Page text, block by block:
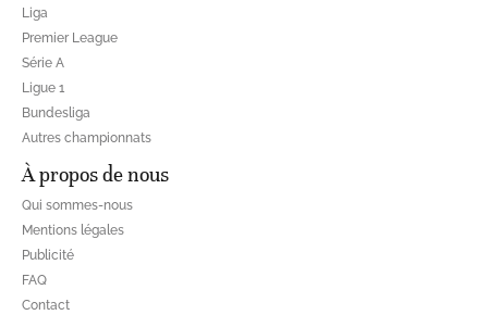
Liga
Premier League
Série A
Ligue 1
Bundesliga
Autres championnats
À propos de nous
Qui sommes-nous
Mentions légales
Publicité
FAQ
Contact